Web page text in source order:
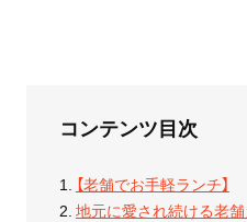
コンテンツ目次
【老舗でお手軽ランチ】
地元に愛され続ける老